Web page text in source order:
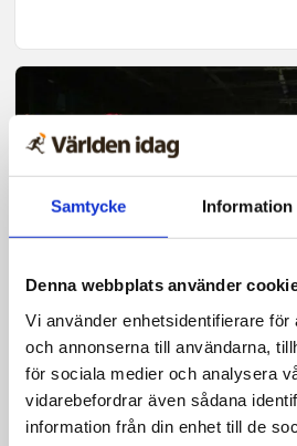
Samtycke Information
Denna webbplats använder
Vi använder enhetsidentifierare för
och annonserna till användarna,
för sociala medier och analysera
vidarebefordrar även sådana
information från din enhet till de
Ung kristen
Fest­stämning när
ungdomar